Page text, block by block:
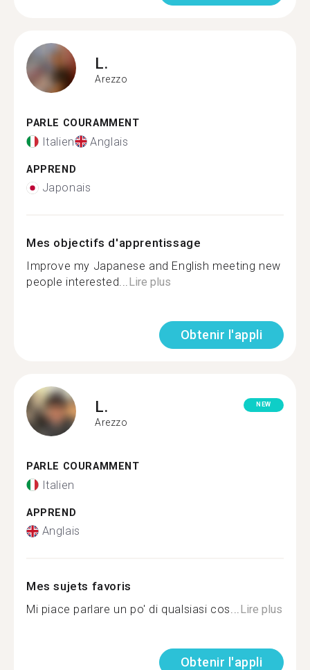
L.
Arezzo
PARLE COURAMMENT
Italien Anglais
APPREND
Japonais
Mes objectifs d'apprentissage
Improve my Japanese and English meeting new
people interested...Lire plus
Obtenir l'appli
L.
Arezzo
NEW
PARLE COURAMMENT
Italien
APPREND
Anglais
Mes sujets favoris
Mi piace parlare un po' di qualsiasi cos...Lire plus
Obtenir l'appli